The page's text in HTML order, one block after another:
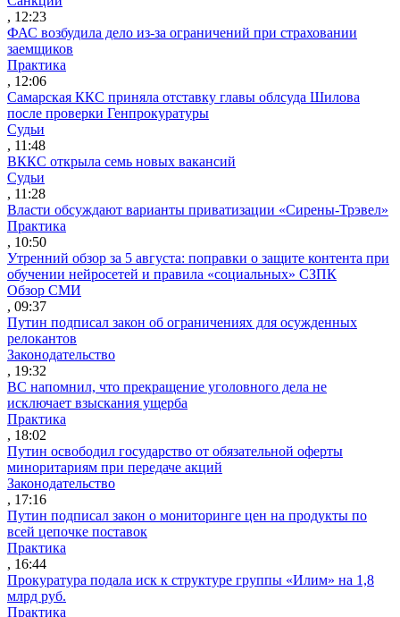
, 12:23
ФАС возбудила дело из-за ограничений при страховании
заемщиков
Практика
, 12:06
Самарская ККС приняла отставку главы облсуда Шилова
после проверки Генпрокуратуры
Судьи
, 11:48
ВККС открыла семь новых вакансий
Судьи
, 11:28
Власти обсуждают варианты приватизации «Сирены-Трэвел»
Практика
, 10:50
Утренний обзор за 5 августа: поправки о защите контента при
обучении нейросетей и правила «социальных» СЗПК
Обзор СМИ
, 09:37
Путин подписал закон об ограничениях для осужденных
релокантов
Законодательство
, 19:32
ВС напомнил, что прекращение уголовного дела не
исключает взыскания ущерба
Практика
, 18:02
Путин освободил государство от обязательной оферты
миноритариям при передаче акций
Законодательство
, 17:16
Путин подписал закон о мониторинге цен на продукты по
всей цепочке поставок
Практика
, 16:44
Прокуратура подала иск к структуре группы «Илим» на 1,8
млрд руб.
Практика